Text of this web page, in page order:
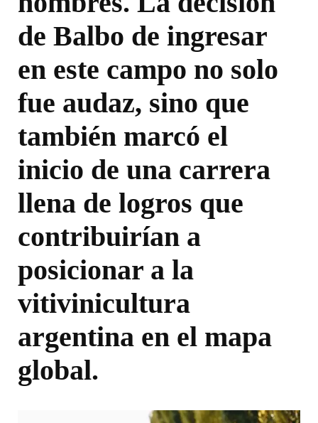
de Balbo de ingresar
en este campo no solo
fue audaz, sino que
también marcó el
inicio de una carrera
llena de logros que
contribuirían a
posicionar a la
vitivinicultura
argentina en el mapa
global.